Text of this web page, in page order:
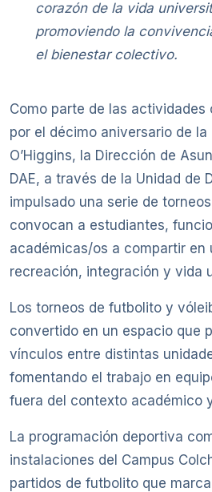
corazón de la vida
promoviendo la
el bienestar colectivo.
Como parte de las actividades
por el décimo aniversario de la
O’Higgins, la Dirección de
DAE, a través de la Unidad de
impulsado una serie de
convocan a estudiantes,
académicas/os a compartir en
recreación, integración y vida
Los torneos de futbolito y
convertido en un espacio que
vínculos entre distintas
fomentando el trabajo en
fuera del contexto académico
La programación deportiva
instalaciones del Campus
partidos de futbolito que